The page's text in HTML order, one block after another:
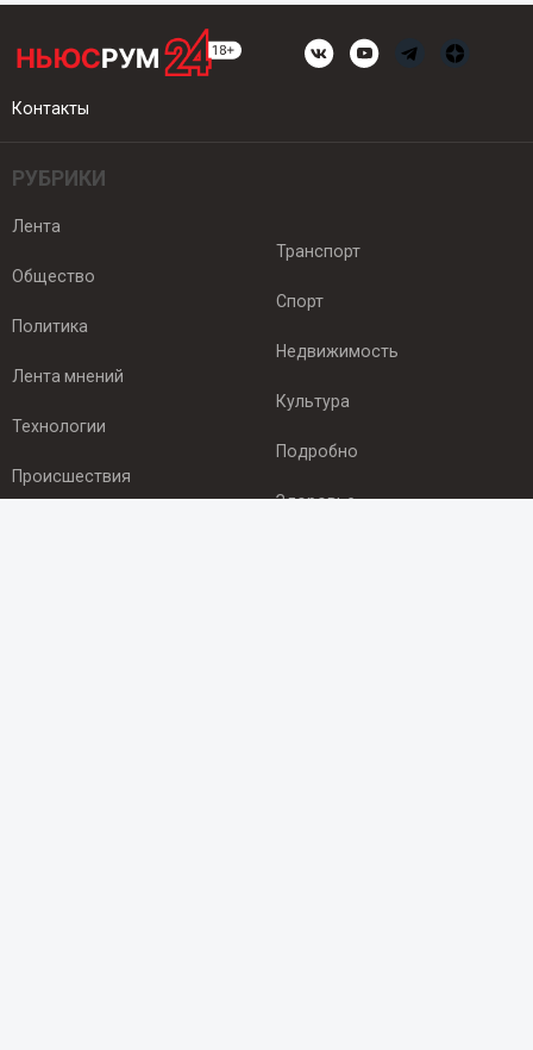
Контакты
РУБРИКИ
Лента
Общество
Политика
Лента мнений
Технологии
Происшествия
Транспорт
Спорт
Недвижимость
Культура
Подробно
Здоровье